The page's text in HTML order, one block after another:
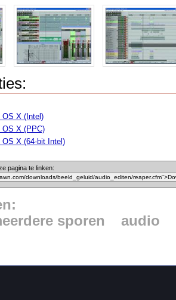
OS X (Intel)
OS X (PPC)
X (64-bit Intel)
pagina te linken:
sporen
audio